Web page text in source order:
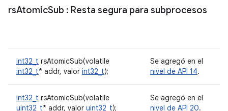
rsAtomicSub : Resta segura para subprocesos
int32_t rsAtomicSub(volatile
int32_t* addr, valor int32_t);
Se agregó en el
nivel de API 14.
int32_t rsAtomicSub(volatile
uint32_t* addr, valor uint32_t);
Se agregó en el
nivel de API 20.